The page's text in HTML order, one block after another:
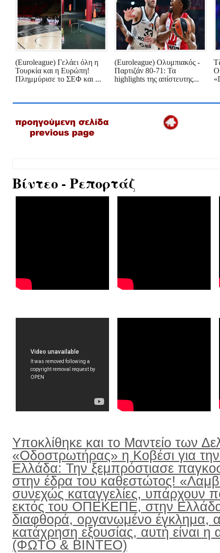
(Euroleague) Γελάει όλη η
Τουρκία και η Ευρώπη!
Πλημμύρισε το ΣΕΦ και ...
(Euroleague) Ολυμπιακός -
Παρτιζάν 80-71: Τα
highlights της απίστευτης...
Βίντεο - Ρεπορτάζ
Υποκλίθηκε και το Μαντείο των
«Οδοστρωτήρας» η Κοβέσι για
Ελλάδα: Την ξεμπρόστιασε
στην έδρα του καθεστώτος!
συνεχώς καταγγελίες, υπάρχουν
εκτός του ΟΠΕΚΕΠΕ, στην
διαφθορά, οργανωμένο έγκλημα,
κατάχρηση εξουσίας, αυτή είναι η
(ΦΩΤΟ & ΒΙΝΤΕΟ)